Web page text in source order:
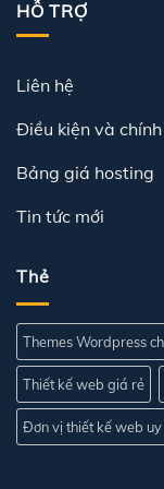
HỖ TRỢ
Liên hệ
Điều kiện và
Bảng giá hosting
Tin tức mới
Thẻ
Themes Wordpress
Thiết kế web giá rẻ
Đơn vị thiết kế web uy